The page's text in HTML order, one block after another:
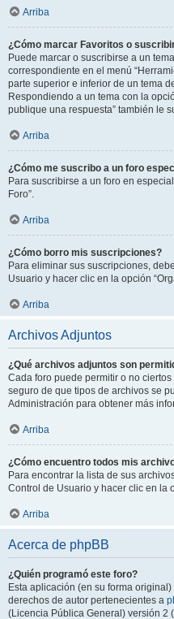
Arriba
¿Cómo marcar Favoritos o
Puede marcar o suscribirse a un
correspondiente en el menú
parte superior e inferior de un tema
Respondiendo a un tema con la
publique una respuesta” también le
Arriba
¿Cómo me suscribo a un foro
Para suscribirse a un foro en
Foro”.
Arriba
¿Cómo borro mis suscripciones?
Para eliminar sus suscripciones,
Usuario y hacer clic en la opción
Arriba
Archivos Adjuntos
¿Qué archivos adjuntos son
Cada foro puede permitir o no
seguro de que tipos de archivos se
Administración para obtener más
Arriba
¿Cómo encuentro todos mis
Para encontrar la lista de sus
Control de Usuario y hacer clic en la
Arriba
Acerca de phpBB
¿Quién programó este foro?
Esta aplicación (en su forma
derechos de autor pertenecientes a
(Licencia Pública General) versión 2